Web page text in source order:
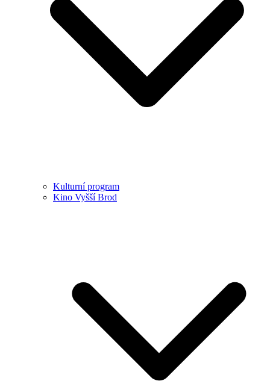
Kulturní program
Kino Vyšší Brod